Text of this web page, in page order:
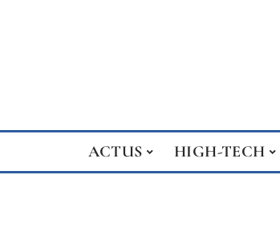
ACTUS HIGH-TECH